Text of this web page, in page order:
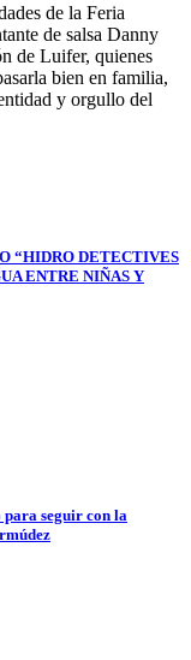
de la Feria
de salsa Danny
de Luifer, quienes
bien en familia,
y orgullo del
“HIDRO DETECTIVES
ENTRE NIÑAS Y
seguir con la